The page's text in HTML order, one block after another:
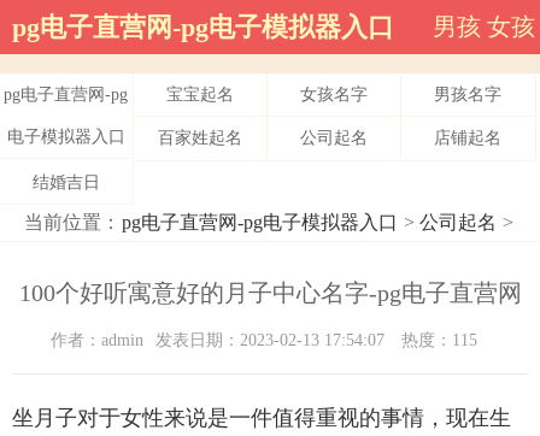
pg电子直营网-pg电子模拟器入口 男孩 女孩
pg电子直营网-pg
电子模拟器入口
宝宝起名 女孩名字 男孩名字
百家姓起名 公司起名 店铺起名
结婚吉日
当前位置： pg电子直营网-pg电子模拟器入口 > 公司起名 >
100个好听寓意好的月子中心名字-pg电子直营网
作者：admin 发表日期：2023-02-13 17:54:07 热度：115
坐月子对于女性来说是一件值得重视的事情，现在生